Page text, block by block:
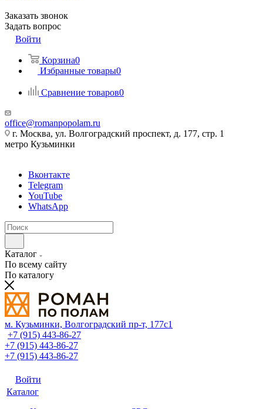
Заказать звонок
Задать вопрос
Войти
Корзина0
Избранные товары0
Сравнение товаров0
office@romanpopolam.ru
г. Москва, ул. Волгоградский проспект, д. 177, стр. 1
метро Кузьминки
Вконтакте
Telegram
YouTube
WhatsApp
Каталог
По всему сайту
По каталогу
м. Кузьминки, Волгоградский пр‑т, 177с1
+7 (915) 443-86-27
+7 (915) 443-86-27
+7 (915) 443-86-27
Войти
Каталог